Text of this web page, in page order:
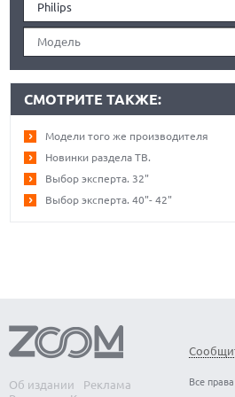
Philips
Модель
СМОТРИТЕ ТАКЖЕ:
Модели того же производителя
Новинки раздела ТВ.
Выбор эксперта. 32"
Выбор эксперта. 40"- 42"
Об издании
Реклама
Все